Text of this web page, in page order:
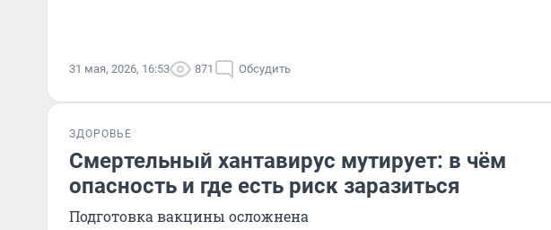
31 мая, 2026, 16:53 871 Обсудить
ЗДОРОВЬЕ
Смертельный хантавирус мутирует: в чём
опасность и где есть риск заразиться
Подготовка вакцины осложнена